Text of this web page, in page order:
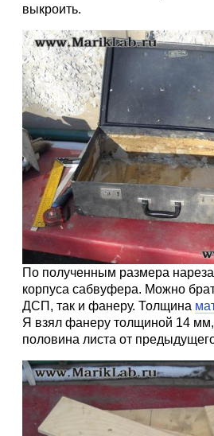
выкроить.
По полученным размера
корпуса сабвуфера. Можно
ДСП, так и фанеру. Толщина
Я взял фанеру толщиной 14 мм,
половина листа от